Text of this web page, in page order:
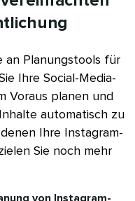
an Planungstools für
Ihre Social-Media-
Voraus planen und
automatisch zu
Ihre Instagram-
Sie noch mehr
von Instagram-